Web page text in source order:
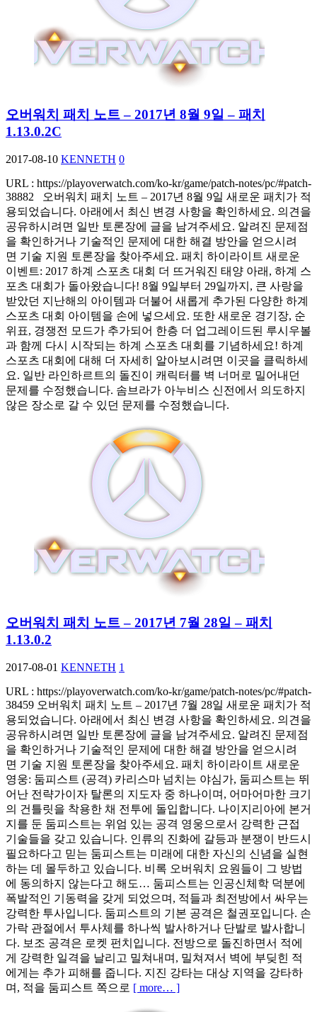
오버워치 패치 노트 – 2017년 8월 9일 – 패치
1.13.0.2C
2017-08-10 KENNETH 0
URL : https://playoverwatch.com/ko-kr/game/patch-notes/pc/#patch-
38882 오버워치 패치 노트 – 2017년 8월 9일 새로운 패치가 적
용되었습니다. 아래에서 최신 변경 사항을 확인하세요. 의견을
공유하시려면 일반 토론장에 글을 남겨주세요. 알려진 문제점
을 확인하거나 기술적인 문제에 대한 해결 방안을 얻으시려
면 기술 지원 토론장을 찾아주세요. 패치 하이라이트 새로운
이벤트: 2017 하계 스포츠 대회 더 뜨거워진 태양 아래, 하계 스
포츠 대회가 돌아왔습니다! 8월 9일부터 29일까지, 큰 사랑을
받았던 지난해의 아이템과 더불어 새롭게 추가된 다양한 하계
스포츠 대회 아이템을 손에 넣으세요. 또한 새로운 경기장, 순
위표, 경쟁전 모드가 추가되어 한층 더 업그레이드된 루시우볼
과 함께 다시 시작되는 하계 스포츠 대회를 기념하세요! 하계
스포츠 대회에 대해 더 자세히 알아보시려면 이곳을 클릭하세
요. 일반 라인하르트의 돌진이 캐릭터를 벽 너머로 밀어내던
문제를 수정했습니다. 솜브라가 아누비스 신전에서 의도하지
않은 장소로 갈 수 있던 문제를 수정했습니다.
오버워치 패치 노트 – 2017년 7월 28일 – 패치
1.13.0.2
2017-08-01 KENNETH 1
URL : https://playoverwatch.com/ko-kr/game/patch-notes/pc/#patch-
38459 오버워치 패치 노트 – 2017년 7월 28일 새로운 패치가 적
용되었습니다. 아래에서 최신 변경 사항을 확인하세요. 의견을
공유하시려면 일반 토론장에 글을 남겨주세요. 알려진 문제점
을 확인하거나 기술적인 문제에 대한 해결 방안을 얻으시려
면 기술 지원 토론장을 찾아주세요. 패치 하이라이트 새로운
영웅: 둠피스트 (공격) 카리스마 넘치는 야심가, 둠피스트는 뛰
어난 전략가이자 탈론의 지도자 중 하나이며, 어마어마한 크기
의 건틀릿을 착용한 채 전투에 돌입합니다. 나이지리아에 본거
지를 둔 둠피스트는 위엄 있는 공격 영웅으로서 강력한 근접
기술들을 갖고 있습니다. 인류의 진화에 갈등과 분쟁이 반드시
필요하다고 믿는 둠피스트는 미래에 대한 자신의 신념을 실현
하는 데 몰두하고 있습니다. 비록 오버워치 요원들이 그 방법
에 동의하지 않는다고 해도… 둠피스트는 인공신체학 덕분에
폭발적인 기동력을 갖게 되었으며, 적들과 최전방에서 싸우는
강력한 투사입니다. 둠피스트의 기본 공격은 철권포입니다. 손
가락 관절에서 투사체를 하나씩 발사하거나 단발로 발사합니
다. 보조 공격은 로켓 펀치입니다. 전방으로 돌진하면서 적에
게 강력한 일격을 날리고 밀쳐내며, 밀쳐져서 벽에 부딪힌 적
에게는 추가 피해를 줍니다. 지진 강타는 대상 지역을 강타하
며, 적을 둠피스트 쪽으로 [ more… ]